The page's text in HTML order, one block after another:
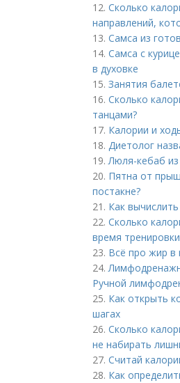
12. Сколько
направлений,
13. Самса из
14. Самса с
в духовке
15. Занятия
16. Сколько
танцами?
17. Калории и
18. Диетолог
19.Люля-кебаб
20. Пятна от
постакне?
21. Как
22. Сколько
время
23. Всё про жир в
24.
Ручной
25. Как открыть
шагах
26. Сколько
не набирать
27. Считай
28. Как